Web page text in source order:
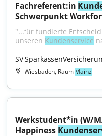
Fachreferent:in
Schwerpunkt
"...für fundierte
unseren Kundenservice
SV
Wiesbaden, Raum Mainz
Werkstudent*in (W/
Happiness